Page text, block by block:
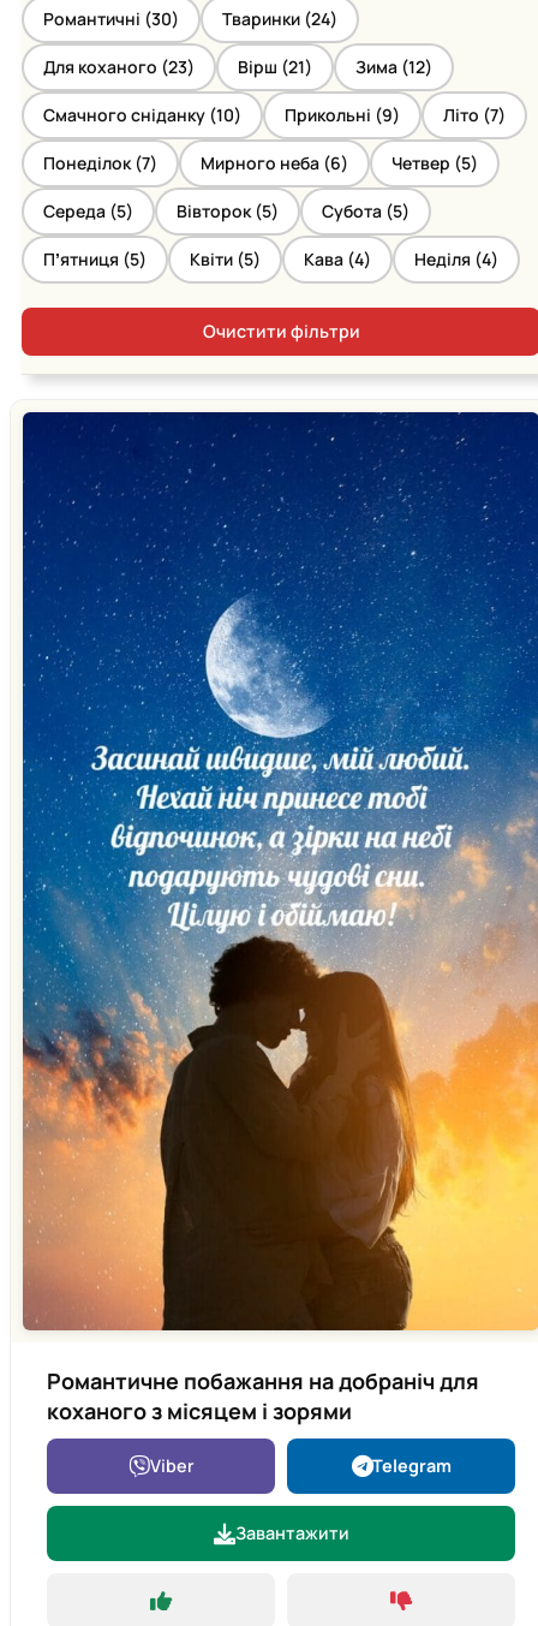
Романтичні (30) Тваринки (24)
Для коханого (23) Вірш (21) Зима (12)
Смачного сніданку (10) Прикольні (9) Літо (7)
Понеділок (7) Мирного неба (6) Четвер (5)
Середа (5) Вівторок (5) Субота (5)
Пʼятниця (5) Квіти (5) Кава (4) Неділя (4)
Очистити фільтри
Романтичне побажання на добраніч для
коханого з місяцем і зорями
Viber Telegram
Завантажити